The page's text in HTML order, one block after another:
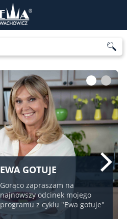
EWA GOTUJE
Gorąco zapraszam na
najnowszy odcinek mojego
programu z cyklu "Ewa gotuje"
1 2